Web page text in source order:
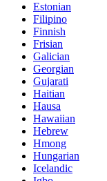
Estonian
Filipino
Finnish
Frisian
Galician
Georgian
Gujarati
Haitian
Hausa
Hawaiian
Hebrew
Hmong
Hungarian
Icelandic